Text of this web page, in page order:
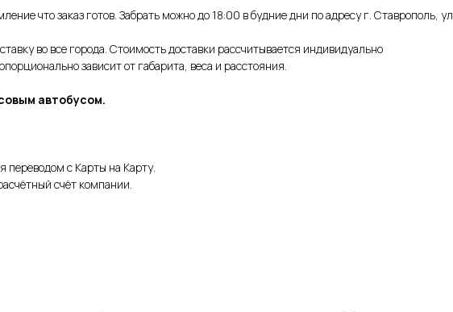
что заказ готов. Забрать можно до 18:00 в будние дни по адресу г. Ставрополь,
во все города. Стоимость доставки рассчитывается индивидуально
зависит от габарита, веса и расстояния.
автобусом.
переводом с Карты на Карту.
счёт компании.